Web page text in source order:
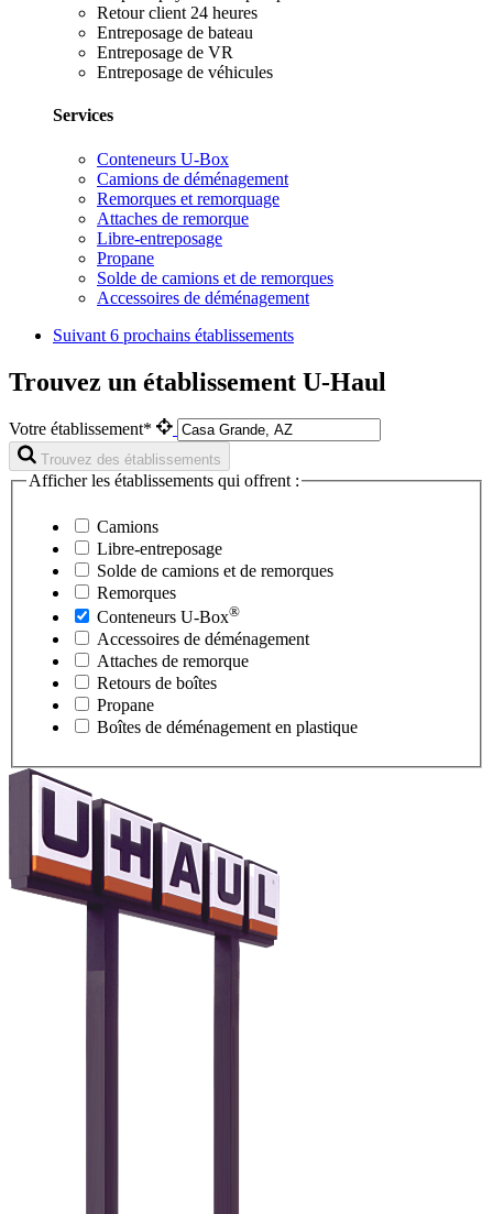
Retour client 24 heures
Entreposage de bateau
Entreposage de VR
Entreposage de véhicules
Services
Conteneurs U-Box
Camions de déménagement
Remorques et remorquage
Attaches de remorque
Libre-entreposage
Propane
Solde de camions et de remorques
Accessoires de déménagement
Suivant 6 prochains établissements
Trouvez un établissement U-Haul
Votre établissement*
Trouvez des établissements
Afficher les établissements qui offrent :
Camions
Libre-entreposage
Solde de camions et de remorques
Remorques
Conteneurs U-Box®
Accessoires de déménagement
Attaches de remorque
Retours de boîtes
Propane
Boîtes de déménagement en plastique